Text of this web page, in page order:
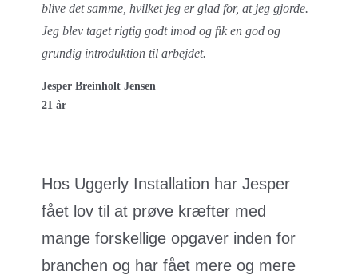
blive det samme, hvilket jeg er glad for, at jeg gjorde.
Jeg blev taget rigtig godt imod og fik en god og
grundig introduktion til arbejdet.
Jesper Breinholt Jensen
21 år
Hos Uggerly Installation har Jesper
fået lov til at prøve kræfter med
mange forskellige opgaver inden for
branchen og har fået mere og mere